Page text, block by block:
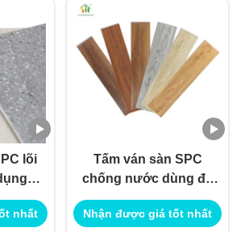
lõi
thất
nhất
Tấm ván sàn SPC
chống nước dùng để
trang trí nội ngoại thất
Nhận được giá tốt nhất